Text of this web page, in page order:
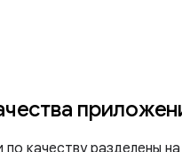
качеству разделены